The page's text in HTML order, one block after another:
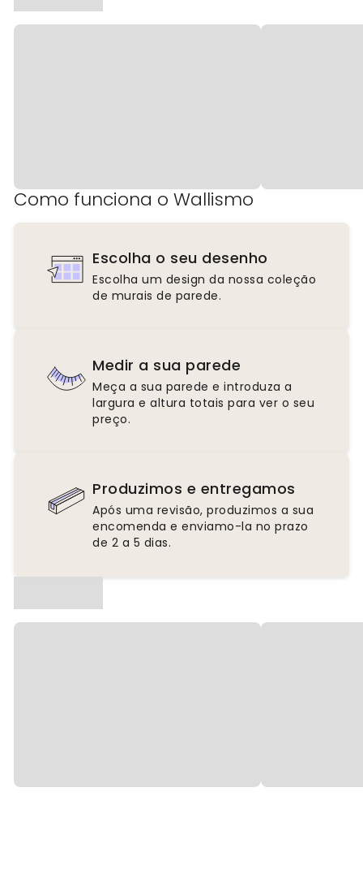
Como funciona o Wallismo
Escolha o seu desenho
Escolha um design da nossa coleção
de murais de parede.
Medir a sua parede
Meça a sua parede e introduza a
largura e altura totais para ver o seu
preço.
Produzimos e entregamos
Após uma revisão, produzimos a sua
encomenda e enviamo-la no prazo
de 2 a 5 dias.